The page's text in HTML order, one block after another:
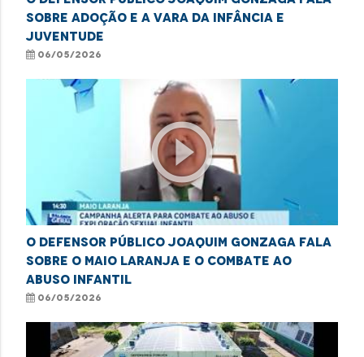
sobre adoção e a Vara da Infância e
Juventude
06/05/2026
play_circle_outline
O defensor público Joaquim Gonzaga fala
sobre o Maio Laranja e o combate ao
abuso infantil
06/05/2026